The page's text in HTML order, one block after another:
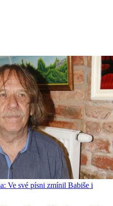
Ve své písni zmínil Babiše i